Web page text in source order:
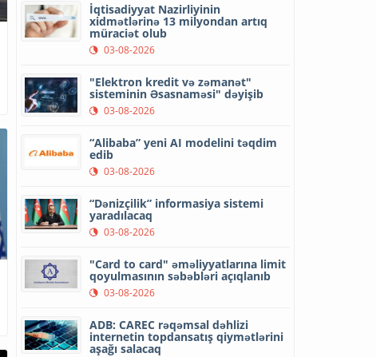
İqtisadiyyat Nazirliyinin
xidmətlərinə 13 milyondan artıq
müraciət olub
03-08-2026
"Elektron kredit və zəmanət"
sisteminin Əsasnaməsi" dəyişib
03-08-2026
“Alibaba” yeni AI modelini təqdim
edib
03-08-2026
“Dənizçilik” informasiya sistemi
yaradılacaq
03-08-2026
"Card to card" əməliyyatlarına limit
qoyulmasının səbəbləri açıqlanıb
03-08-2026
ADB: CAREC rəqəmsal dəhlizi
internetin topdansatış qiymətlərini
aşağı salacaq